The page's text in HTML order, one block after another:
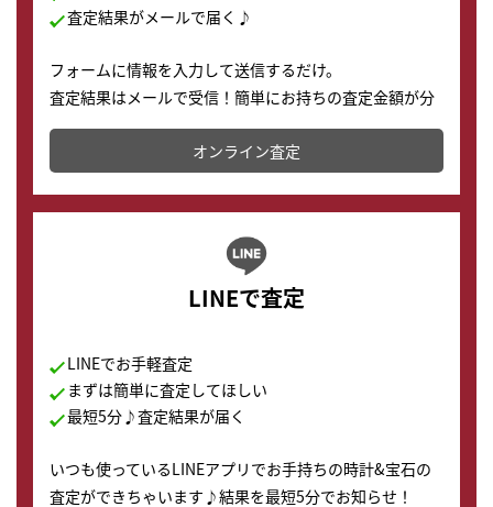
査定結果がメールで届く♪
フォームに情報を入力して送信するだけ。
査定結果はメールで受信！簡単にお持ちの査定金額が分
かります。
オンライン査定
LINEで査定
LINEでお手軽査定
まずは簡単に査定してほしい
最短5分♪査定結果が届く
いつも使っているLINEアプリでお手持ちの時計&宝石の
査定ができちゃいます♪結果を最短5分でお知らせ！